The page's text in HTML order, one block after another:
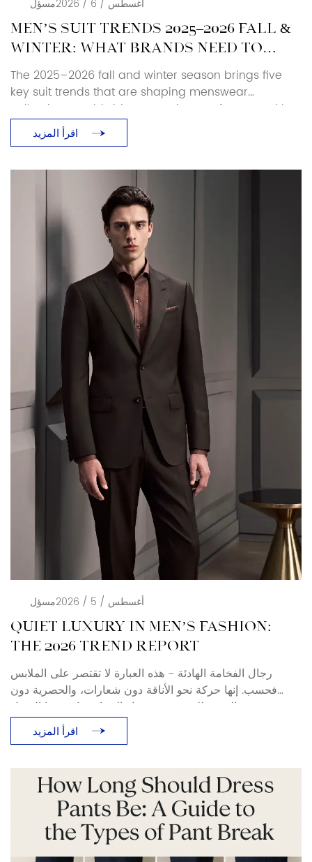
أغسطس / 6 / 2026 مسؤل
MEN’S SUIT TRENDS 2025–2026 FALL &
WINTER: WHAT BRANDS NEED TO
KNOW
The 2025–2026 fall and winter season brings five
key suit trends that are shaping menswear
collections worldwide. As a suit manufacturer with
over 25 years of production experience, Baoxiniao
breaks down each trend with specific sourcing and
production-ready decisions. Luxury and Retro […]
اقرأ المزيد
أغسطس / 5 / 2026 مسؤل
QUIET LUXURY IN MEN’S FASHION:
THE 2026 TREND REPORT
رجال الفخامة الهادئة - هذه العبارة لا تقتصر على الملابس
فحسب. إنها حركة نحو الأناقة دون شعارات، والحصرية دون
بهرجة. بالنسبة للمشترين وخبراء الصناعة، يُعيد هذا التحول
تعريف معنى الملابس الرسمية والملابس الرجالية الفاخرة في
عامي 2025 و2026. ما هي الفخامة الهادئة؟ صيحة الفخامة
اقرأ المزيد